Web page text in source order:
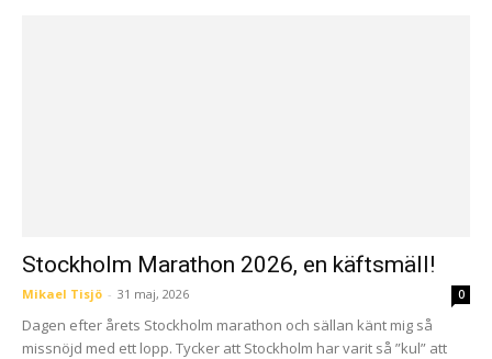
Stockholm Marathon 2026, en käftsmäll!
Mikael Tisjö - 31 maj, 2026 0
Dagen efter årets Stockholm marathon och sällan känt mig så
missnöjd med ett lopp. Tycker att Stockholm har varit så ”kul” att